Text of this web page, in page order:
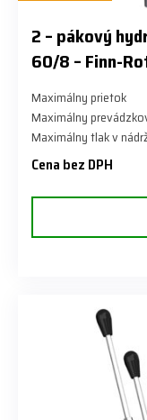
​2 – pákový
60/8 – Finn-
Maximálny prietok
Maximálny
Maximálny tlak v
Cena bez DPH